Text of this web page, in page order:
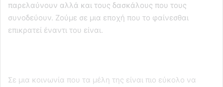
παρελαύνουν αλλά και τους δασκάλους που τους
συνοδεύουν. Ζούμε σε μια εποχή που το φαίνεσθαι
επικρατεί έναντι του είναι.
Σε μια κοινωνία που τα μέλη της είναι πιο εύκολο να